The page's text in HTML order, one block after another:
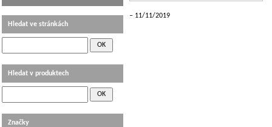
11/11/2019
Hledat ve stránkách
Hledat v produktech
Značky